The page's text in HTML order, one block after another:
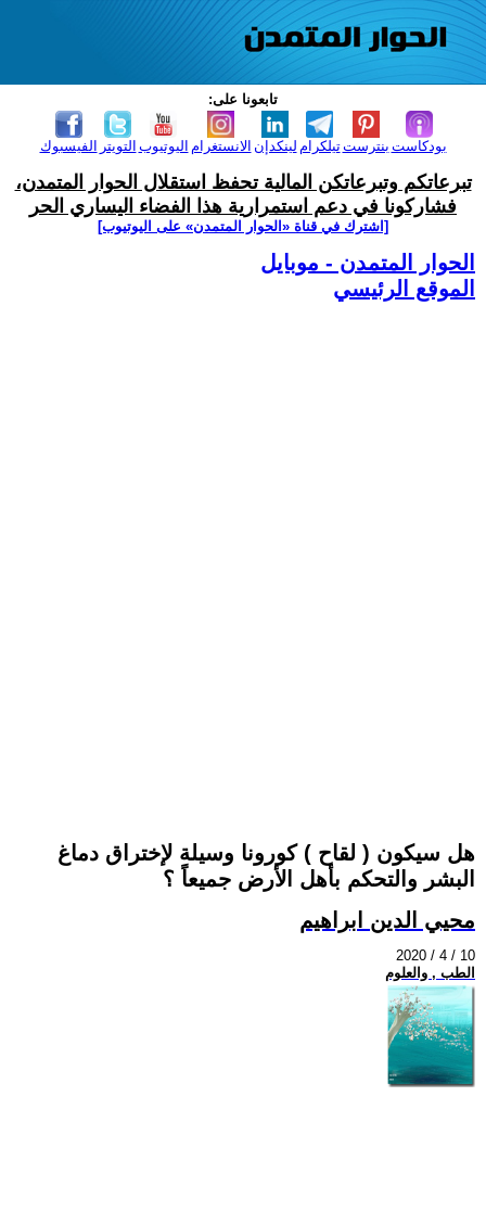
تابعونا على:
الفيسبوك التويتر اليوتيوب الانستغرام لينكدإن تيلكرامبنترست بودكاست
تبرعاتكم وتبرعاتكن المالية تحفظ استقلال الحوار المتمدن،
فشاركونا في دعم استمرارية هذا الفضاء اليساري الحر
[اشترك في قناة ‫«الحوار المتمدن» على اليوتيوب]
الحوار المتمدن - موبايل
الموقع الرئيسي
هل سيكون ( لقاح ) كورونا وسيلة لإختراق دماغ
البشر والتحكم بأهل الأرض جميعاً ؟
محيي الدين ابراهيم
2020 / 4 / 10
الطب , والعلوم